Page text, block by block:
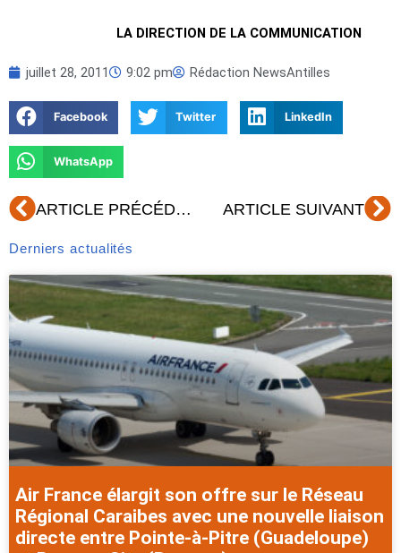
LA DIRECTION DE LA COMMUNICATION
juillet 28, 2011 9:02 pm Rédaction NewsAntilles
Facebook Twitter LinkedIn
WhatsApp
Précédent ARTICLE PRÉCÉDENT ARTICLE SUIVANT
Derniers actualités
Air France élargit son offre sur le Réseau
Régional Caraibes avec une nouvelle liaison
directe entre Pointe-à-Pitre (Guadeloupe)